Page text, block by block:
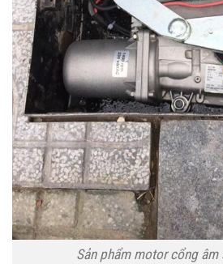
Sản phẩm motor cổng âm